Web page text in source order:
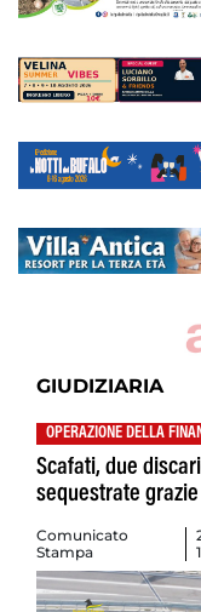
GIUDIZIARIA
OPERAZIONE DELLA
Scafati, due
sequestrate
Comunicato
Stampa